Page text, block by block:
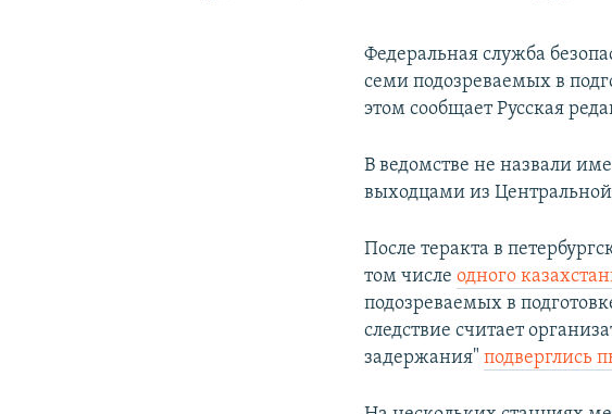
Федеральная служба
семи подозреваемых в
этом сообщает Русская
В ведомстве не назвали
выходцами из
После теракта в
том числеодного
подозреваемых в
следствие считает
задержания"подверглись